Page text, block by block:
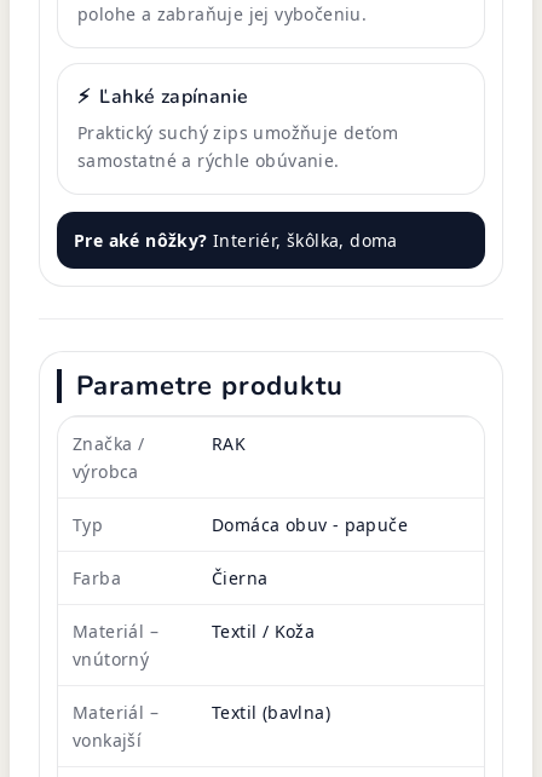
polohe a zabraňuje jej vybočeniu.
⚡ Ľahké zapínanie
Praktický suchý zips umožňuje deťom
samostatné a rýchle obúvanie.
Pre aké nôžky? Interiér, škôlka, doma
Parametre produktu
Značka /
výrobca
RAK
Typ Domáca obuv - papuče
Farba Čierna
Materiál –
vnútorný
Textil / Koža
Materiál –
vonkajší
Textil (bavlna)